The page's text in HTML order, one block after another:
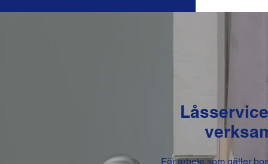
För arbete som gäller